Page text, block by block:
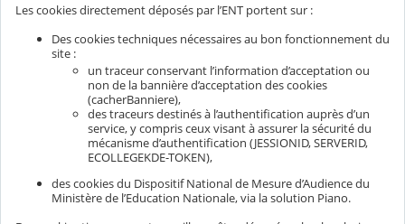
Les cookies directement déposés par l’ENT portent sur :
Des cookies techniques nécessaires au bon fonctionnement du
site :
un traceur conservant l’information d’acceptation ou
non de la bannière d’acceptation des cookies
(cacherBanniere),
des traceurs destinés à l’authentification auprès d’un
service, y compris ceux visant à assurer la sécurité du
mécanisme d’authentification (JESSIONID, SERVERID,
ECOLLEGEKDE-TOKEN),
des cookies du Dispositif National de Mesure d’Audience du
Ministère de l’Education Nationale, via la solution Piano.